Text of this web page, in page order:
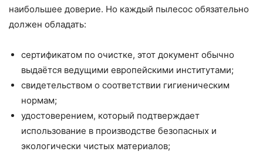
наибольшее доверие. Но каждый пылесос обязательно
должен обладать:
сертификатом по очистке, этот документ обычно
выдаётся ведущими европейскими институтами;
свидетельством о соответствии гигиеническим
нормам;
удостоверением, который подтверждает
использование в производстве безопасных и
экологически чистых материалов;